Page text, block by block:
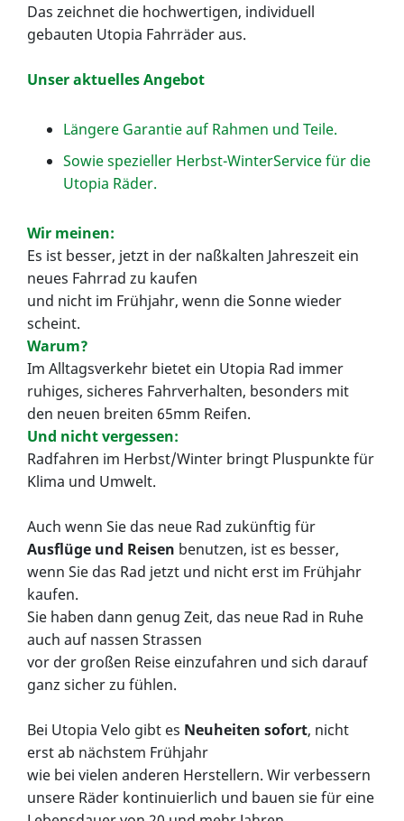
Das zeichnet die hochwertigen, individuell
gebauten Utopia Fahrräder aus.
Unser aktuelles Angebot
Längere Garantie auf Rahmen und Teile.
Sowie spezieller Herbst-WinterService für die
Utopia Räder.
Wir meinen:
Es ist besser, jetzt in der naßkalten Jahreszeit ein
neues Fahrrad zu kaufen
und nicht im Frühjahr, wenn die Sonne wieder
scheint.
Warum?
Im Alltagsverkehr bietet ein Utopia Rad immer
ruhiges, sicheres Fahrverhalten, besonders mit
den neuen breiten 65mm Reifen.
Und nicht vergessen:
Radfahren im Herbst/Winter bringt Pluspunkte für
Klima und Umwelt.
Auch wenn Sie das neue Rad zukünftig für
Ausflüge und Reisen benutzen, ist es besser,
wenn Sie das Rad jetzt und nicht erst im Frühjahr
kaufen.
Sie haben dann genug Zeit, das neue Rad in Ruhe
auch auf nassen Strassen
vor der großen Reise einzufahren und sich darauf
ganz sicher zu fühlen.
Bei Utopia Velo gibt es Neuheiten sofort, nicht
erst ab nächstem Frühjahr
wie bei vielen anderen Herstellern. Wir verbessern
unsere Räder kontinuierlich und bauen sie für eine